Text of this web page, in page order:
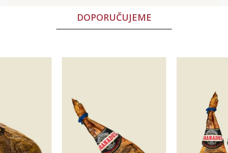
DOPORUČUJEME